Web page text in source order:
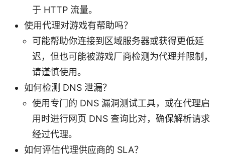
于 HTTP 流量。
使用代理对游戏有帮助吗？
可能帮助你连接到区域服务器或获得更低延
迟，但也可能被游戏厂商检测为代理并限制，
请谨慎使用。
如何检测 DNS 泄漏？
使用专门的 DNS 漏洞测试工具，或在代理启
用时进行网页 DNS 查询比对，确保解析请求
经过代理。
如何评估代理供应商的 SLA？